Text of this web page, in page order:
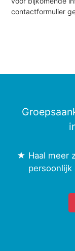
contactformulier
★ Haal meer
persoonlijk